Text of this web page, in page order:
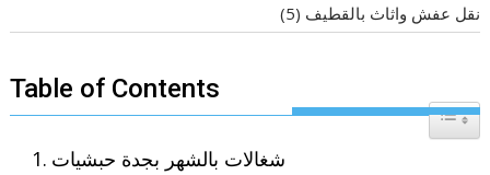
نقل عفش واثاث بالقطيف (5)
Table of Contents
Toggle
شغالات بالشهر بجدة حبشيات